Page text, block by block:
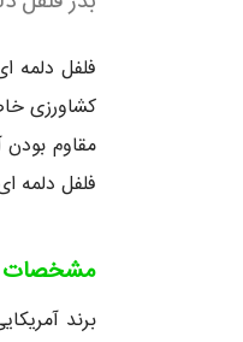
فلفل دلمه
کشاورزی
مقاوم
فلفل دلمه
مشخصات